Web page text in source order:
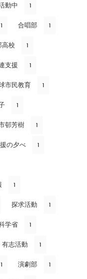
動中 1
1 合唱部 1
校 1
支援 1
市民教育 1
1
邨芳樹 1
の夕べ 1
1
探求活動 1
学省 1
有志活動 1
1 演劇部 1